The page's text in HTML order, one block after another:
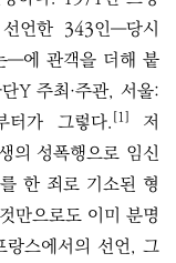
언한 343인―당시
―에 관객을 더해 붙
Y 주최·주관, 서울:
터가 그렇다.[1]
저
의 성폭행으로 임신
한 죄로 기소된 형
만으로도 이미 분명
스에서의 선언, 그